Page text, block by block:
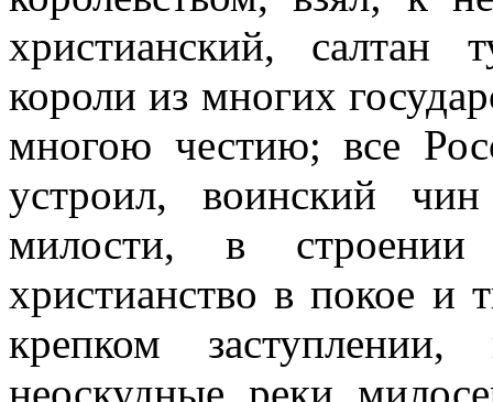
христианский, салтан
короли из многих
многою честию; все
устроил, воинский
милости, в строении
христианство в покое и
крепком